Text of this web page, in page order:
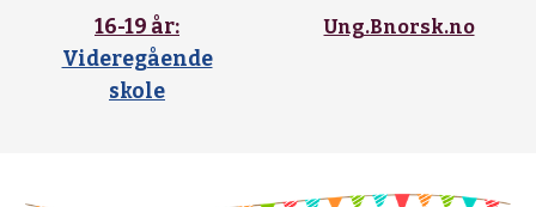
16-19 år:
Videregående
skole
Ung.Bnorsk.no